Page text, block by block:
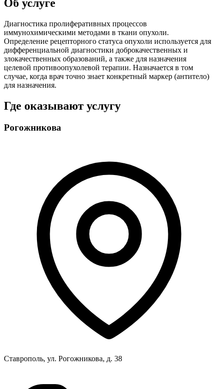
Об услуге
Диагностика пролиферативных процессов
иммунохимическими методами в ткани опухоли.
Определение рецепторного статуса опухоли используется для
дифференциальной диагностики доброкачественных и
злокачественных образований, а также для назначения
целевой противоопухолевой терапии. Назначается в том
случае, когда врач точно знает конкретный маркер (антитело)
для назначения.
Где оказывают услугу
Рогожникова
Ставрополь, ул. Рогожникова, д. 38